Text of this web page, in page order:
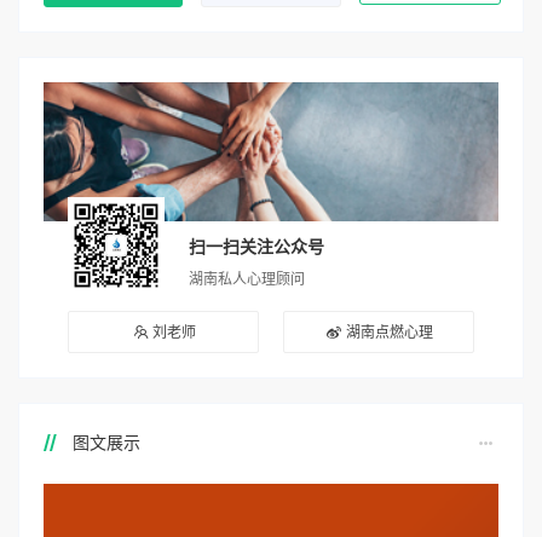
扫一扫关注公众号
湖南私人心理顾问
刘老师 湖南点燃心理
图文展示